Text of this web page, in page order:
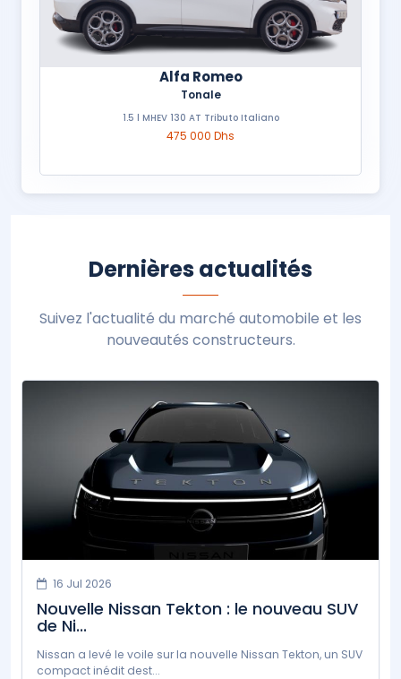
Alfa Romeo
Tonale
1.5 l MHEV 130 AT Tributo Italiano
475 000 Dhs
Dernières actualités
Suivez l'actualité du marché automobile et les
nouveautés constructeurs.
16 Jul 2026
Nouvelle Nissan Tekton : le nouveau SUV
de Ni...
Nissan a levé le voile sur la nouvelle Nissan Tekton, un SUV
compact inédit dest...